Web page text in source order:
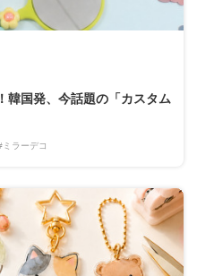
韓国発、今話題の「カスタム
ミラーデコ